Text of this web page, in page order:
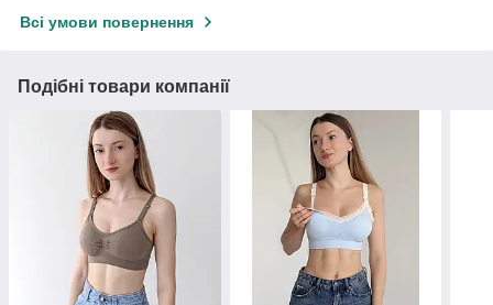
Всі умови повернення
Подібні товари компанії